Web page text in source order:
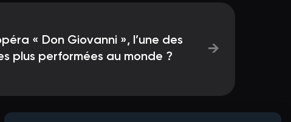
« Don Giovanni », l’une des
plus performées au monde ?
→